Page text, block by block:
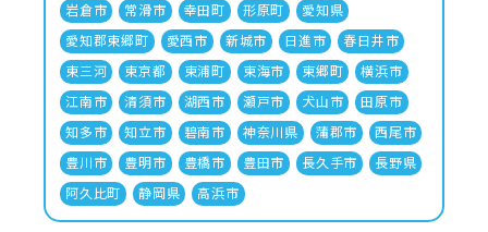
岩倉市
常滑市 幸田町 形原町
愛知県
愛知郡東郷町
愛西市 新城市 日進市
春日井市
東三河
東京都 東浦町 東海市 東郷町
横浜市
江南市
清須市 湖西市 瀬戸市 犬山市
田原市
知多市
知立市 碧南市 神奈川県 蒲郡市
西尾市
豊川市
豊明市 豊橋市 豊田市 長久手市
長野県
阿久比町
静岡県 高浜市